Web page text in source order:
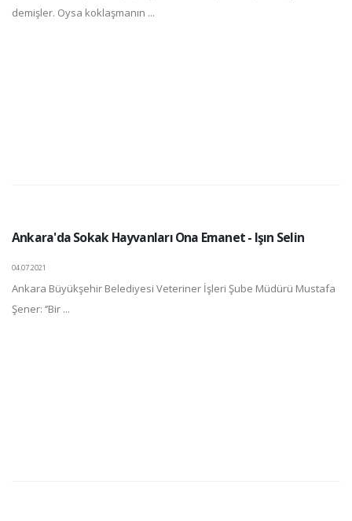
demişler. Oysa koklaşmanın ...
Ankara'da Sokak Hayvanları Ona Emanet - Işın Selin
04.07.2021
Ankara Büyükşehir Belediyesi Veteriner İşleri Şube Müdürü Mustafa
Şener: ‘’Bir ...